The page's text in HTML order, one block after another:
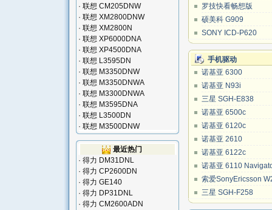
· 联想 CM205DNW
· 联想 XM2800DNW
· 联想 XM2800N
· 联想 XP6000DNA
· 联想 XP4500DNA
· 联想 L3595DN
· 联想 M3350DNW
· 联想 M3350DNWA
· 联想 M3300DNWA
· 联想 M3595DNA
· 联想 L3500DN
· 联想 M3500DNW
最近热门
· 得力 DM31DNL
· 得力 CP2600DN
· 得力 GE140
· 得力 DP31DNL
· 得力 CM2600ADN
罗技快看畅想版
硕美科 G909
SONY ICD-P620
手机驱动
诺基亚 6300
诺基亚 N93i
三星 SGH-E838
诺基亚 6500c
诺基亚 6120c
诺基亚 2610
诺基亚 6122c
诺基亚 6110
索爱SonyEricsson
三星 SGH-F258